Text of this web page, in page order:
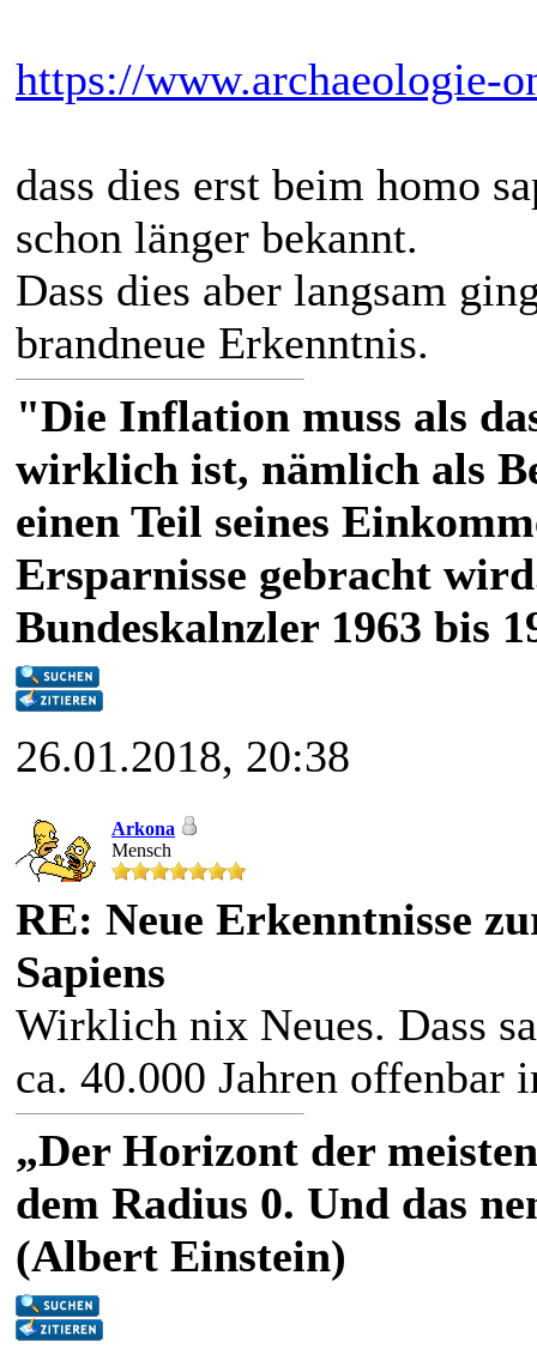
https://www.archaeologie-
dass dies erst beim homo
schon länger bekannt.
Dass dies aber langsam
brandneue Erkenntnis.
"Die Inflation muss als
wirklich ist, nämlich als
einen Teil seines
Ersparnisse gebracht
Bundeskalnzler 1963 bis
26.01.2018, 20:38
Arkona
Mensch
RE: Neue Erkenntnisse
Sapiens
Wirklich nix Neues. Dass
ca. 40.000 Jahren offenbar
„Der Horizont der
dem Radius 0. Und das
(Albert Einstein)